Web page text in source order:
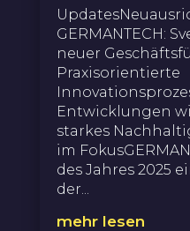
GERMANTECH:
neuer
Praxisorientierte
Entwicklungen
starkes
im
des Jahres 2025
der...
mehr lesen